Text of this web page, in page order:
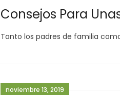
Consejos Para
Tanto los padres de familia
noviembre 13, 2019